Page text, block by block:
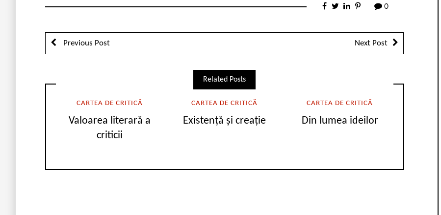
0
Previous Post Next Post
Related Posts
CARTEA DE CRITICĂ
Valoarea literară a
criticii
CARTEA DE CRITICĂ
Existență și creație
CARTEA DE CRITICĂ
Din lumea ideilor